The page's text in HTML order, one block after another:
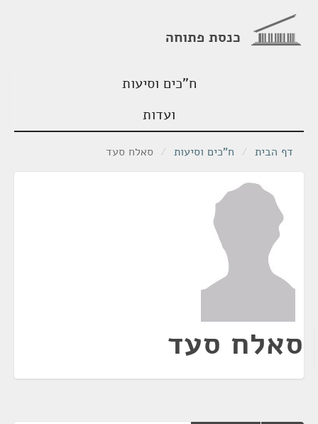
כנסת פתוחה
ח"כים וסיעות
ועדות
דף הבית / ח"כים וסיעות / סאלח סעד
סאלח סעד